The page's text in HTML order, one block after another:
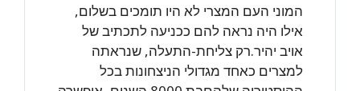
המוני העם המצרי לא היו תומכים בשלום,
אילו היה נראה להם ככניעה לתכתיב של
אויב יהיר.רק צליחת-התעלה, שנראתה
למצרים כאחד מגדולי הניצחונות בכל